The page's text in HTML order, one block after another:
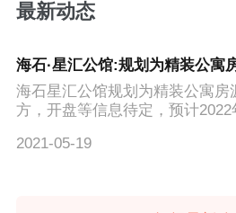
最新动态
海石·星汇公馆:规划为精装公寓
海石星汇公馆规划为精装公寓房
方，开盘等信息待定，预计2022
2021-05-19